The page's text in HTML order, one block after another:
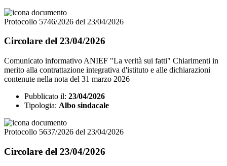
Protocollo 5746/2026 del 23/04/2026
Circolare del 23/04/2026
Comunicato informativo ANIEF "La verità sui fatti" Chiarimenti in
merito alla contrattazione integrativa d'istituto e alle dichiarazioni
contenute nella nota del 31 marzo 2026
Pubblicato il: 23/04/2026
Tipologia: Albo sindacale
Protocollo 5637/2026 del 23/04/2026
Circolare del 23/04/2026